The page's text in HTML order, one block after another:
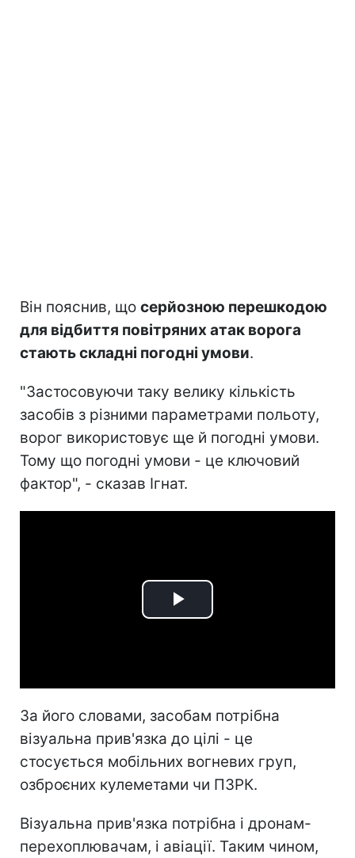
Він пояснив, що серйозною перешкодою
для відбиття повітряних атак ворога
стають складні погодні умови.
"Застосовуючи таку велику кількість
засобів з різними параметрами польоту,
ворог використовує ще й погодні умови.
Тому що погодні умови - це ключовий
фактор", - сказав Ігнат.
Play
За його словами, засобам потрібна
візуальна прив'язка до цілі - це
стосується мобільних вогневих груп,
озброєних кулеметами чи ПЗРК.
Візуальна прив'язка потрібна і дронам-
перехоплювачам, і авіації. Таким чином,